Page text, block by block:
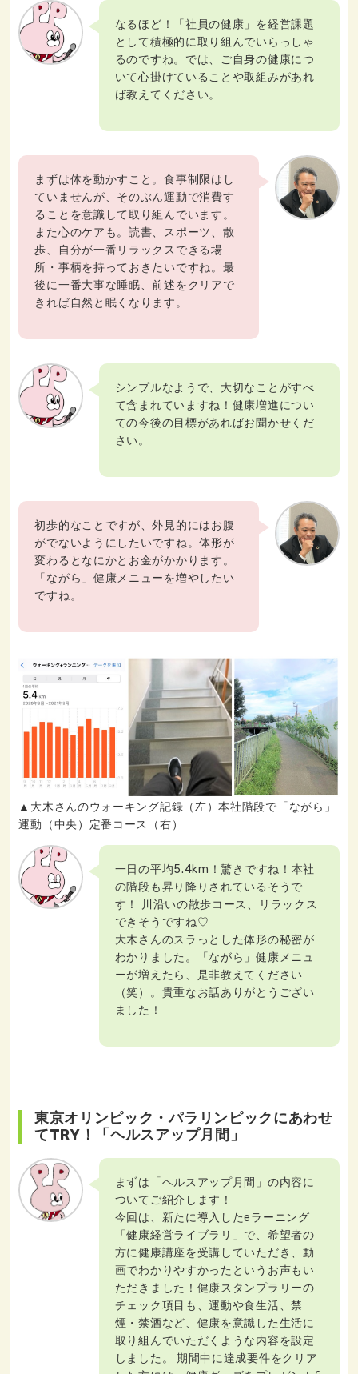
なるほど！「社員の健康」を経営課題
として積極的に取り組んでいらっしゃ
るのですね。では、ご自身の健康につ
いて心掛けていることや取組みがあれ
ば教えてください。
まずは体を動かすこと。食事制限はし
ていませんが、そのぶん運動で消費す
ることを意識して取り組んでいます。
また心のケアも。読書、スポーツ、散
歩、自分が一番リラックスできる場
所・事柄を持っておきたいですね。最
後に一番大事な睡眠、前述をクリアで
きれば自然と眠くなります。
シンプルなようで、大切なことがすべ
て含まれていますね！健康増進につい
ての今後の目標があればお聞かせくだ
さい。
初歩的なことですが、外見的にはお腹
がでないようにしたいですね。体形が
変わるとなにかとお金がかかります。
「ながら」健康メニューを増やしたい
ですね。
▲大木さんのウォーキング記録（左）本社階段で「ながら」
運動（中央）定番コース（右）
一日の平均5.4km！驚きですね！本社
の階段も昇り降りされているそうで
す！ 川沿いの散歩コース、リラックス
できそうですね♡
大木さんのスラっとした体形の秘密が
わかりました。「ながら」健康メニュ
ーが増えたら、是非教えてください
（笑）。貴重なお話ありがとうござい
ました！
東京オリンピック・パラリンピックにあわせ
てTRY！「ヘルスアップ月間」
まずは「ヘルスアップ月間」の内容に
ついてご紹介します！
今回は、新たに導入したeラーニング
「健康経営ライブラリ」で、希望者の
方に健康講座を受講していただき、動
画でわかりやすかったというお声もい
ただきました！健康スタンプラリーの
チェック項目も、運動や食生活、禁
煙・禁酒など、健康を意識した生活に
取り組んでいただくような内容を設定
しました。 期間中に達成要件をクリア